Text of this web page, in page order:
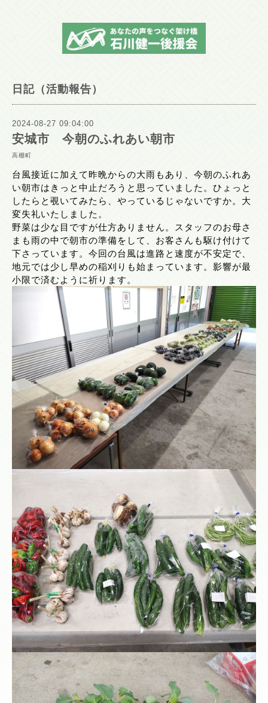
日記（活動報告）
2024-08-27 09:04:00
安城市 今朝のふれあい朝市
高棚町
台風接近に加えて昨晩からの大雨もあり、今朝のふれあ
い朝市はきっと中止だろうと思っていました。ひょっと
したらと覗いてみたら、やっているじゃないですか。大
変失礼いたしました。
野菜は少な目ですが仕方ありません。スタッフのお母さ
まも雨の中で朝市の準備をして、お客さんも駆け付けて
下さっています。今回の台風は進路と速度が不安定で、
地元では少し早めの稲刈りも始まっています。影響が最
小限で済むように祈ります。